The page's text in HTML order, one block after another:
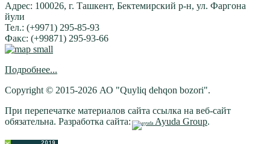
Адрес: 100026, г. Ташкент, Бектемирский р-н, ул. Фаргона
йули
Тел.: (+9971) 295-85-93
Факс: (+99871) 295-93-66
Подробнее...
Copyright © 2015-2026 АО "Quyliq dehqon bozori".
При перепечатке материалов сайта ссылка на веб-сайт
обязательна. Разработка сайта:
Ayuda Group.